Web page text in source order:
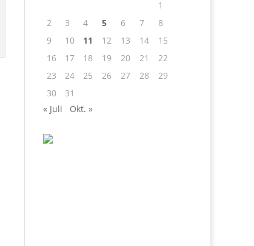
1
2
3 4 5 6 7
8
9
10 11 12 13 14
15
16
17 18 19 20 21
22
23
24 25 26 27 28
29
30
31
« Juli
Okt. »